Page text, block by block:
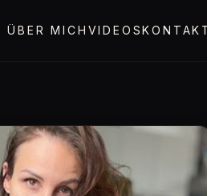
ÜBER MICH VIDEOS